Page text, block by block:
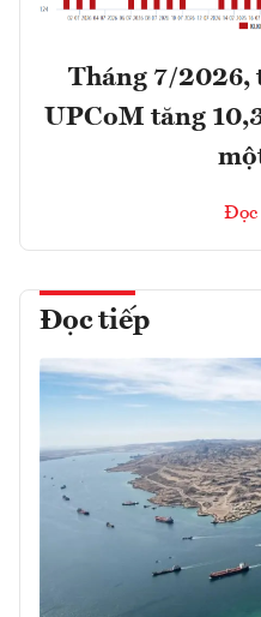
Tháng 7/2026,
UPCoM tăng
Đọc
Đọc tiếp